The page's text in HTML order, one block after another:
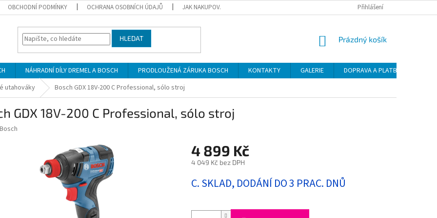
OBCHODNÍ PODMÍNKY OCHRANA OSOBNÍCH ÚDAJŮ JAK NAKUPOVAT Přihlášení
HLEDAT
NÁKUPNÍ
Prázdný košík
NÁHRADNÍ DÍLY DREMEL A BOSCH PRODLOUŽENÁ ZÁRUKA BOSCH KONTAKTY GALERIE DOPRAVA A PLATBA
utahováky Bosch GDX 18V-200 C Professional, sólo stroj
GDX 18V-200 C Professional, sólo stroj
Bosch
4 899 Kč
4 049 Kč bez DPH
cena:
C. SKLAD, DODÁNÍ DO 3 PRAC. DNŮ